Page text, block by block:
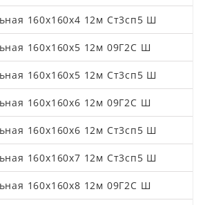
160х160х4 12м Ст3сп5 Ш
160х160х5 12м 09Г2С Ш
160х160х5 12м Ст3сп5 Ш
160х160х6 12м 09Г2С Ш
160х160х6 12м Ст3сп5 Ш
160х160х7 12м Ст3сп5 Ш
160х160х8 12м 09Г2С Ш